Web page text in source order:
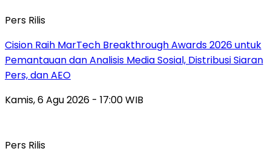
Pers Rilis
Cision Raih MarTech Breakthrough Awards 2026 untuk
Pemantauan dan Analisis Media Sosial, Distribusi Siaran
Pers, dan AEO
Kamis, 6 Agu 2026 - 17:00 WIB
Pers Rilis